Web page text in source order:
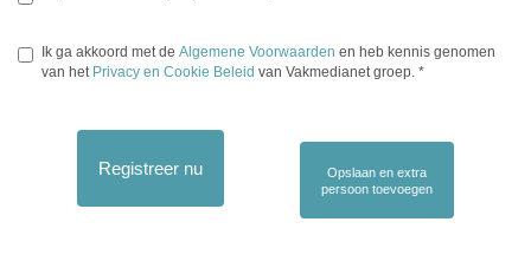
Ik ga akkoord met de Algemene Voorwaarden en heb kennis genomen
van het Privacy en Cookie Beleid van Vakmedianet groep. *
Registreer nu
Opslaan en extra
persoon toevoegen